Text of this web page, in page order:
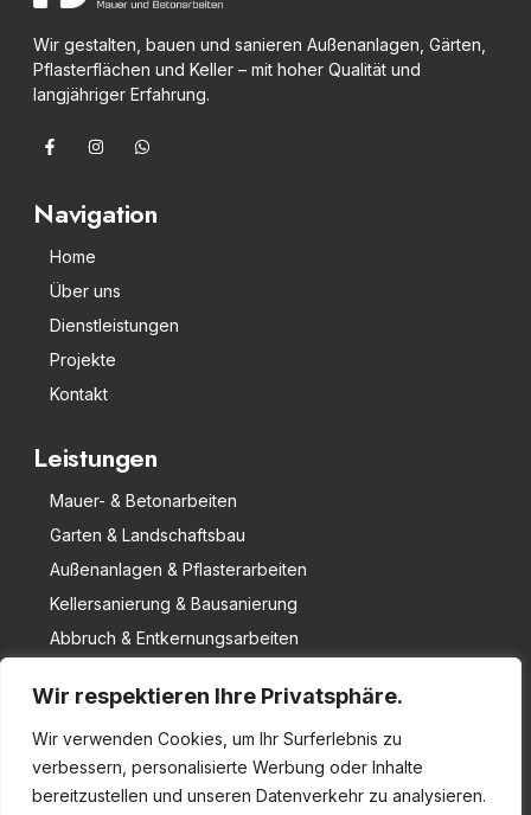
Wir respektieren Ihre Privatsphäre.
Wir verwenden Cookies, um Ihr Surferlebnis zu
verbessern, personalisierte Werbung oder Inhalte
bereitzustellen und unseren Datenverkehr zu analysieren.
Wir gestalten, bauen und sanieren Außenanlagen, Gärten,
Pflasterflächen und Keller – mit hoher Qualität und
langjähriger Erfahrung.
Navigation
Home
Über uns
Dienstleistungen
Projekte
Kontakt
Leistungen
Mauer- & Betonarbeiten
Garten & Landschaftsbau
Außenanlagen & Pflasterarbeiten
Kellersanierung & Bausanierung
Abbruch & Entkernungsarbeiten
Unternehmen
Hirschlander Str. 6, 71229 Leonberg
0152 34 32 98 67